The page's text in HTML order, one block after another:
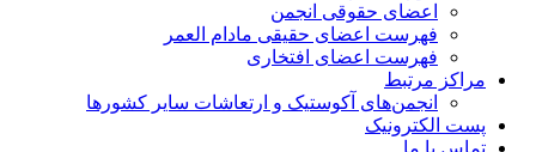
اعضای حقوقی انجمن
فهرست اعضای حقیقی مادام‌ العمر
فهرست اعضای افتخاری
مراکز مرتبط
انجمن‌های آکوستیک و ارتعاشات سایر کشورها
پست الکترونیک
تماس با ما